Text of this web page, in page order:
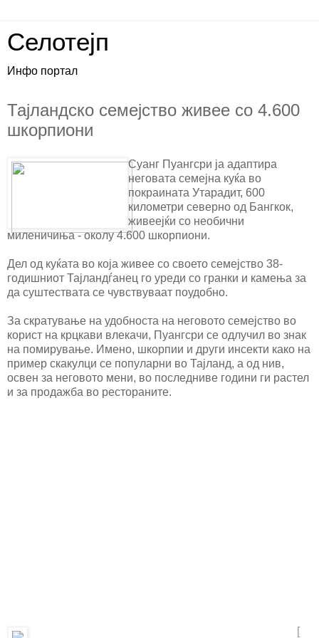
Селотејп
Инфо портал
Тајландско семејство живее со 4.600
шкорпиони
Суанг Пуангсри ја адаптира
неговата семејна куќа во
покраината Утарадит, 600
километри северно од Бангкок,
живеејќи со необични
миленичиња - околу 4.600 шкорпиони.
Дел од куќата во која живее со своето семејство 38-
годишниот Тајландѓанец го уреди со гранки и камења за
да суштествата се чувствуваат поудобно.
За скратување на удобноста на неговото семејство во
корист на крцкави влекачи, Пуангсри се одлучил во знак
на помирување. Имено, шкорпии и други инсекти како на
пример скакулци се популарни во Тајланд, а од нив,
освен за неговото мени, во последниве години ги растел
и за продажба во рестораните.
[